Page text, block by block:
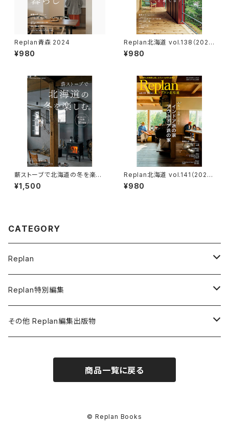
Replan青森 2024
¥980
Replan北海道 vol.138（2022
秋冬号）
¥980
薪ストーブで北海道の冬を楽し
む。
¥1,500
Replan北海道 vol.141（2023
夏秋号）
¥980
CATEGORY
Replan
Replan北海道
Replan宮城
Replan特別編集
北海道の工務店と建てる。
薪ストーブで北海道の冬を楽しむ。
その他 Replan編集出版物
ちきゅうとなかよくしようね
SENDAI RENOVATION MAGAZINE
商品一覧に戻る
© Replan Books